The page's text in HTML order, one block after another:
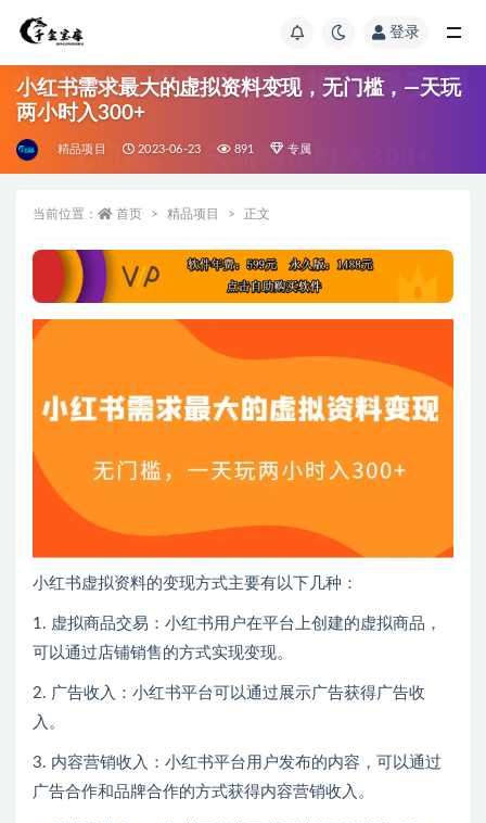
登录
小红书需求最大的虚拟资料变现，无门槛，—天玩
两小时入300+
精品项目 2023-06-23 891 专属
当前位置： 首页 精品项目 正文
小红书虚拟资料的变现方式主要有以下几种：
1. 虚拟商品交易：小红书用户在平台上创建的虚拟商品，
可以通过店铺销售的方式实现变现。
2. 广告收入：小红书平台可以通过展示广告获得广告收
入。
3. 内容营销收入：小红书平台用户发布的内容，可以通过
广告合作和品牌合作的方式获得内容营销收入。